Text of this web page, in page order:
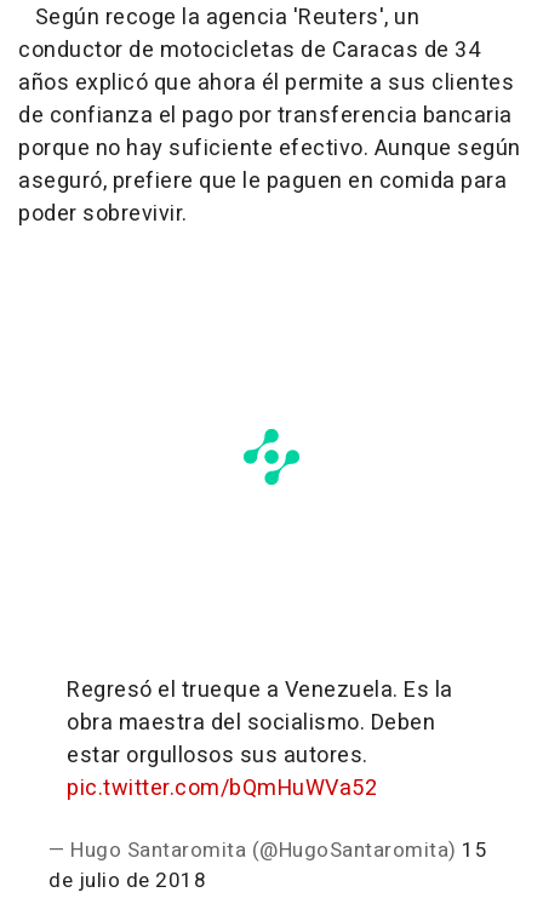
Según recoge la agencia 'Reuters', un
conductor de motocicletas de Caracas de 34
años explicó que ahora él permite a sus clientes
de confianza el pago por transferencia bancaria
porque no hay suficiente efectivo. Aunque según
aseguró, prefiere que le paguen en comida para
poder sobrevivir.
Regresó el trueque a Venezuela. Es la
obra maestra del socialismo. Deben
estar orgullosos sus autores.
pic.twitter.com/bQmHuWVa52
— Hugo Santaromita (@HugoSantaromita) 15
de julio de 2018